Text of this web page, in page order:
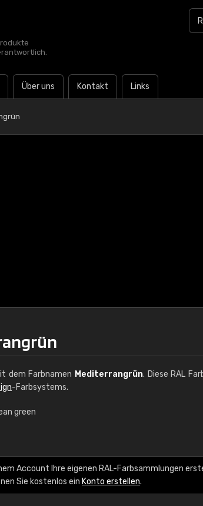
Über uns Kontakt Links
dem Farbnamen Mediterrangrün. Diese RAL
-Farbsystems.
green
Account Ihre eigenen RAL-Farbsammlungen
Sie kostenlos ein Konto erstellen.
RAL K7 auf